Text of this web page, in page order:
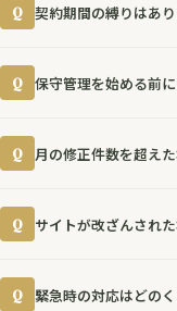
WordPressで構築され
いたします。HTML/
ービスについてもご相
Q 契約期間の縛りはあ
初期設定やセキュリテ
Q 保守管理を始める前
無料診断の結果、重大
積もりいたします。軽
くことも可能です。
Q 月の修正件数を超え
追加対応いたします。
ありません。大量の修
検討ください。
Q サイトが改ざんされ
まで対応いたします。
Q 緊急時の対応はどの